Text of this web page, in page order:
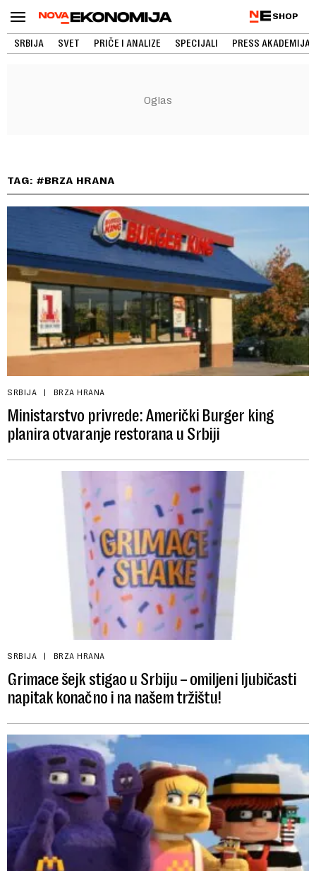
SHOP
SRBIJA SVET PRIČE I ANALIZE SPECIJALI PRESS AKADEMIJA
TAG: #BRZA HRANA
SRBIJA BRZA HRANA
Ministarstvo privrede: Američki Burger king
planira otvaranje restorana u Srbiji
SRBIJA BRZA HRANA
Grimace šejk stigao u Srbiju – omiljeni ljubičasti
napitak konačno i na našem tržištu!